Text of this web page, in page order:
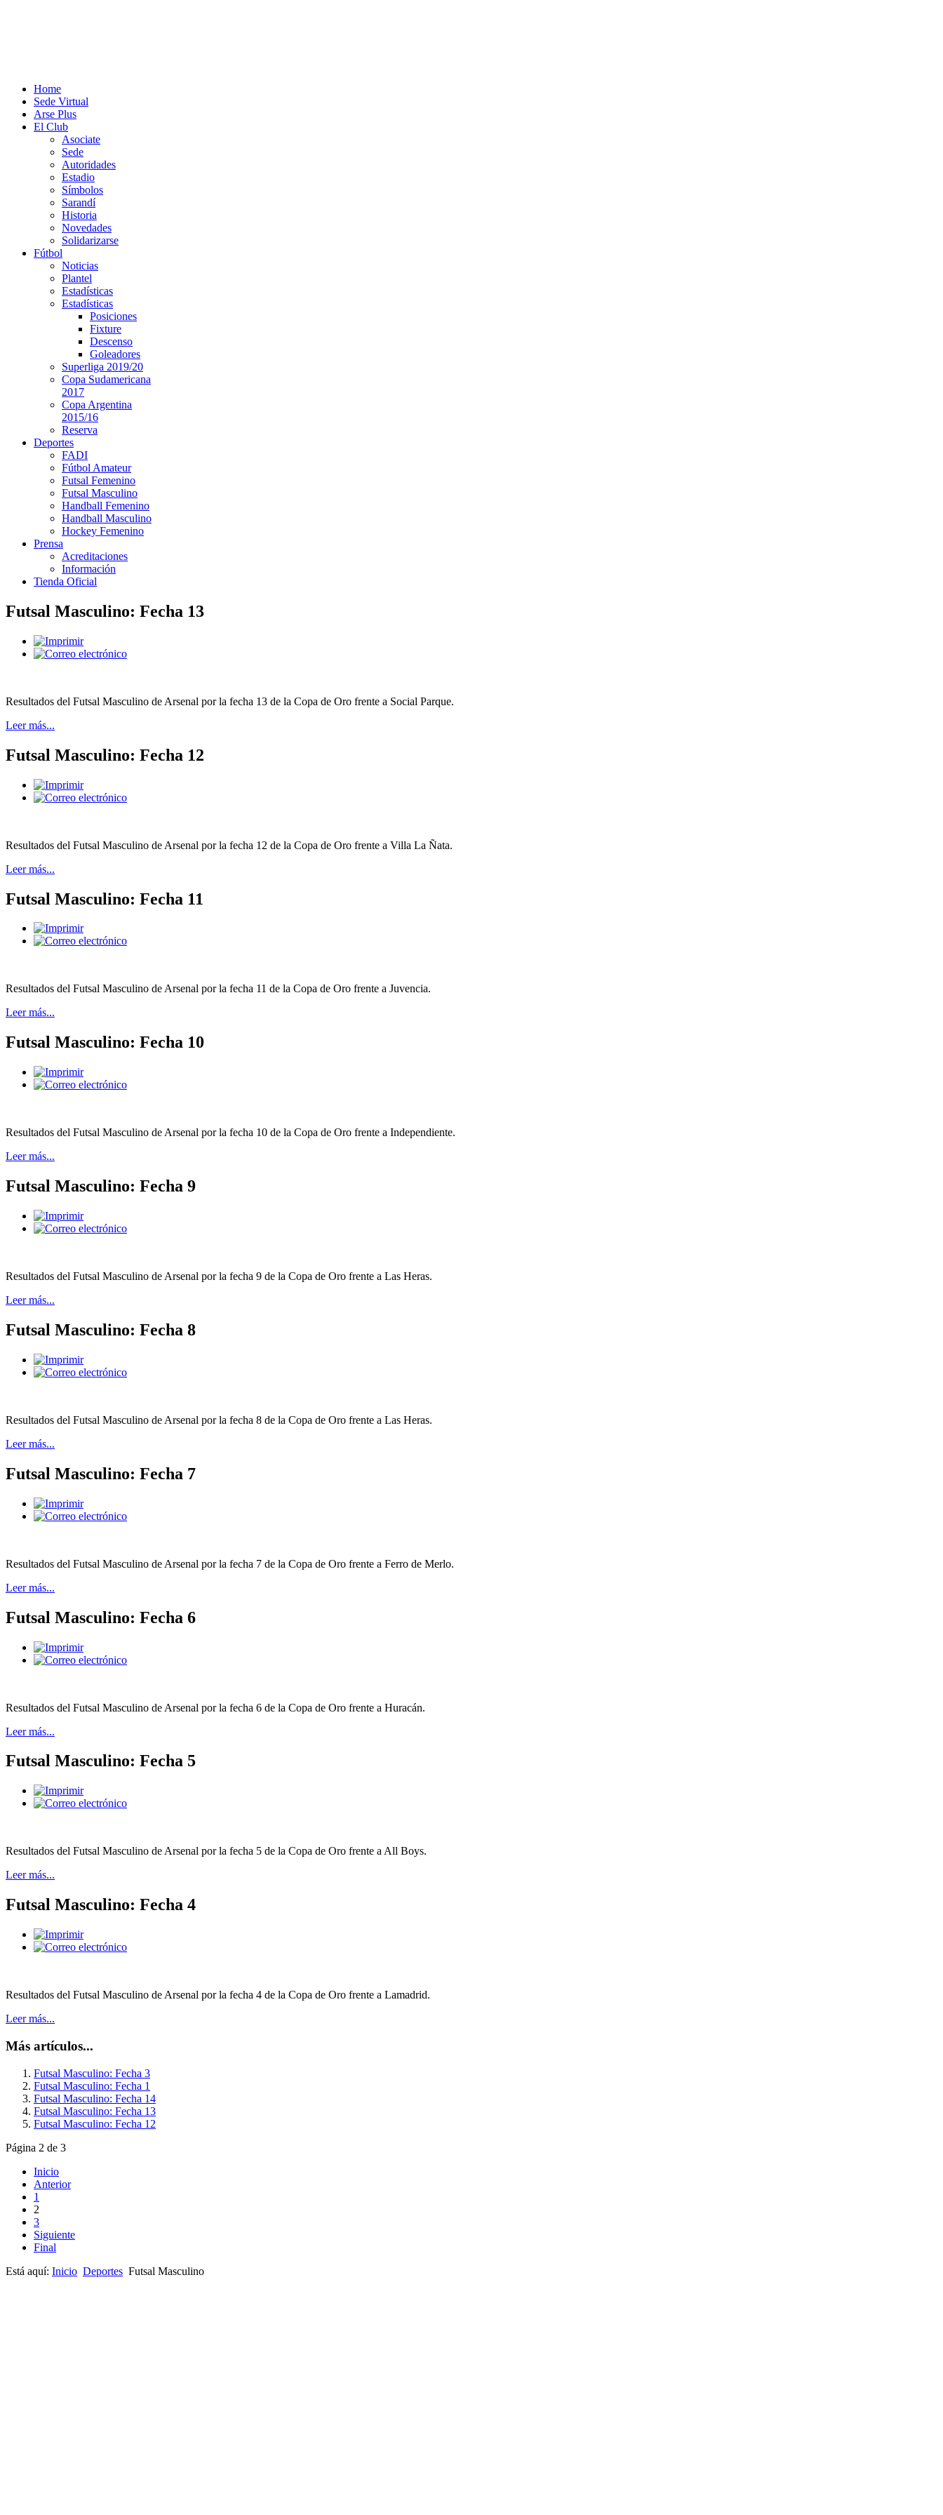
Home
Sede Virtual
Arse Plus
El Club
Asociate
Sede
Autoridades
Estadio
Símbolos
Sarandí
Historia
Novedades
Solidarizarse
Fútbol
Noticias
Plantel
Estadísticas
Estadísticas
Posiciones
Fixture
Descenso
Goleadores
Superliga 2019/20
Copa Sudamericana
2017
Copa Argentina
2015/16
Reserva
Deportes
FADI
Fútbol Amateur
Futsal Femenino
Futsal Masculino
Handball Femenino
Handball Masculino
Hockey Femenino
Prensa
Acreditaciones
Información
Tienda Oficial
Futsal Masculino: Fecha 13
Resultados del Futsal Masculino de Arsenal por la fecha 13 de la Copa de Oro frente a Social Parque.
Leer más...
Futsal Masculino: Fecha 12
Resultados del Futsal Masculino de Arsenal por la fecha 12 de la Copa de Oro frente a Villa La Ñata.
Leer más...
Futsal Masculino: Fecha 11
Resultados del Futsal Masculino de Arsenal por la fecha 11 de la Copa de Oro frente a Juvencia.
Leer más...
Futsal Masculino: Fecha 10
Resultados del Futsal Masculino de Arsenal por la fecha 10 de la Copa de Oro frente a Independiente.
Leer más...
Futsal Masculino: Fecha 9
Resultados del Futsal Masculino de Arsenal por la fecha 9 de la Copa de Oro frente a Las Heras.
Leer más...
Futsal Masculino: Fecha 8
Resultados del Futsal Masculino de Arsenal por la fecha 8 de la Copa de Oro frente a Las Heras.
Leer más...
Futsal Masculino: Fecha 7
Resultados del Futsal Masculino de Arsenal por la fecha 7 de la Copa de Oro frente a Ferro de Merlo.
Leer más...
Futsal Masculino: Fecha 6
Resultados del Futsal Masculino de Arsenal por la fecha 6 de la Copa de Oro frente a Huracán.
Leer más...
Futsal Masculino: Fecha 5
Resultados del Futsal Masculino de Arsenal por la fecha 5 de la Copa de Oro frente a All Boys.
Leer más...
Futsal Masculino: Fecha 4
Resultados del Futsal Masculino de Arsenal por la fecha 4 de la Copa de Oro frente a Lamadrid.
Leer más...
Más artículos...
Futsal Masculino: Fecha 3
Futsal Masculino: Fecha 1
Futsal Masculino: Fecha 14
Futsal Masculino: Fecha 13
Futsal Masculino: Fecha 12
Página 2 de 3
Inicio
Anterior
1
2
3
Siguiente
Final
Está aquí: Inicio Deportes Futsal Masculino